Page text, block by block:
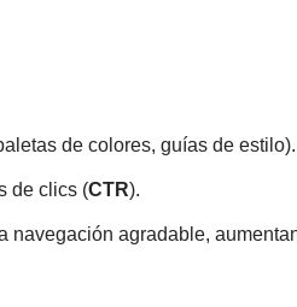
de colores, guías de estilo).
de clics (CTR).
navegación agradable,